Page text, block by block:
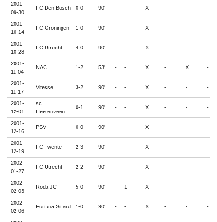
2001-
09-30
FC Den Bosch 0-0 90' - - X - - -
2001-
10-14
FC Groningen 1-0 90' - - X - - -
2001-
10-28
FC Utrecht 4-0 90' - - X - - -
2001-
11-04
NAC 1-2 53' - - X - X -
2001-
11-17
Vitesse 3-2 90' - - X - - -
2001-
12-01
sc
Heerenveen
0-1 90' - - X - - -
2001-
12-16
PSV 0-0 90' - - X - - -
2001-
12-19
FC Twente 2-3 90' - - X - - -
2002-
01-27
FC Utrecht 2-2 90' - - X - - -
2002-
02-03
Roda JC 5-0 90' - 1 X - - -
2002-
02-06
Fortuna Sittard 1-0 90' - - X - - -